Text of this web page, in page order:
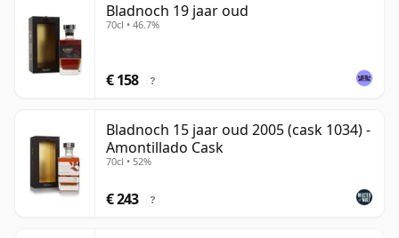
Bladnoch 19 jaar oud
70cl • 46.7%
€ 158 ?
Bladnoch 15 jaar oud 2005 (cask 1034) -
Amontillado Cask
70cl • 52%
€ 243 ?